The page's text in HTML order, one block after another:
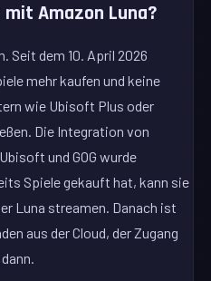
Amazon Luna?
Seit dem 10. April 2026
mehr kaufen und keine
wie Ubisoft Plus oder
Die Integration von
und GOG wurde
Spiele gekauft hat, kann sie
Luna streamen. Danach ist
aus der Cloud, der Zugang